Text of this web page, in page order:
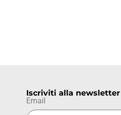
Iscriviti alla newsletter
Email